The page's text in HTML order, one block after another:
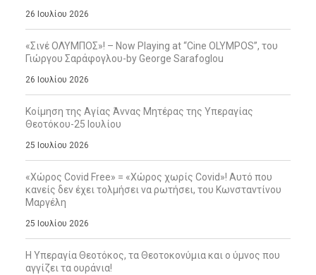
26 Ιουλίου 2026
«Σινέ ΟΛΥΜΠΟΣ»! – Now Playing at “Cine OLYMPOS”, του
Γιώργου Σαράφογλου-by George Sarafoglou
26 Ιουλίου 2026
Κοίμηση της Αγίας Άννας Μητέρας της Υπεραγίας
Θεοτόκου-25 Ιουλίου
25 Ιουλίου 2026
«Χώρος Covid Free» = «Χώρος χωρίς Covid»! Αυτό που
κανείς δεν έχει τολμήσει να ρωτήσει, του Κωνσταντίνου
Μαργέλη
25 Ιουλίου 2026
Η Υπεραγία Θεοτόκος, τα Θεοτοκονύμια και ο ύμνος που
αγγίζει τα ουράνια!